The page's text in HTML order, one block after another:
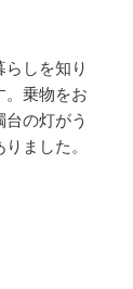
しを知り
。乗物をお
の灯がう
ました。